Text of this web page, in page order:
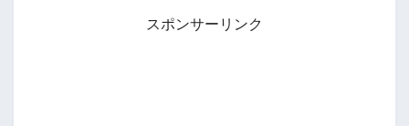
スポンサーリンク